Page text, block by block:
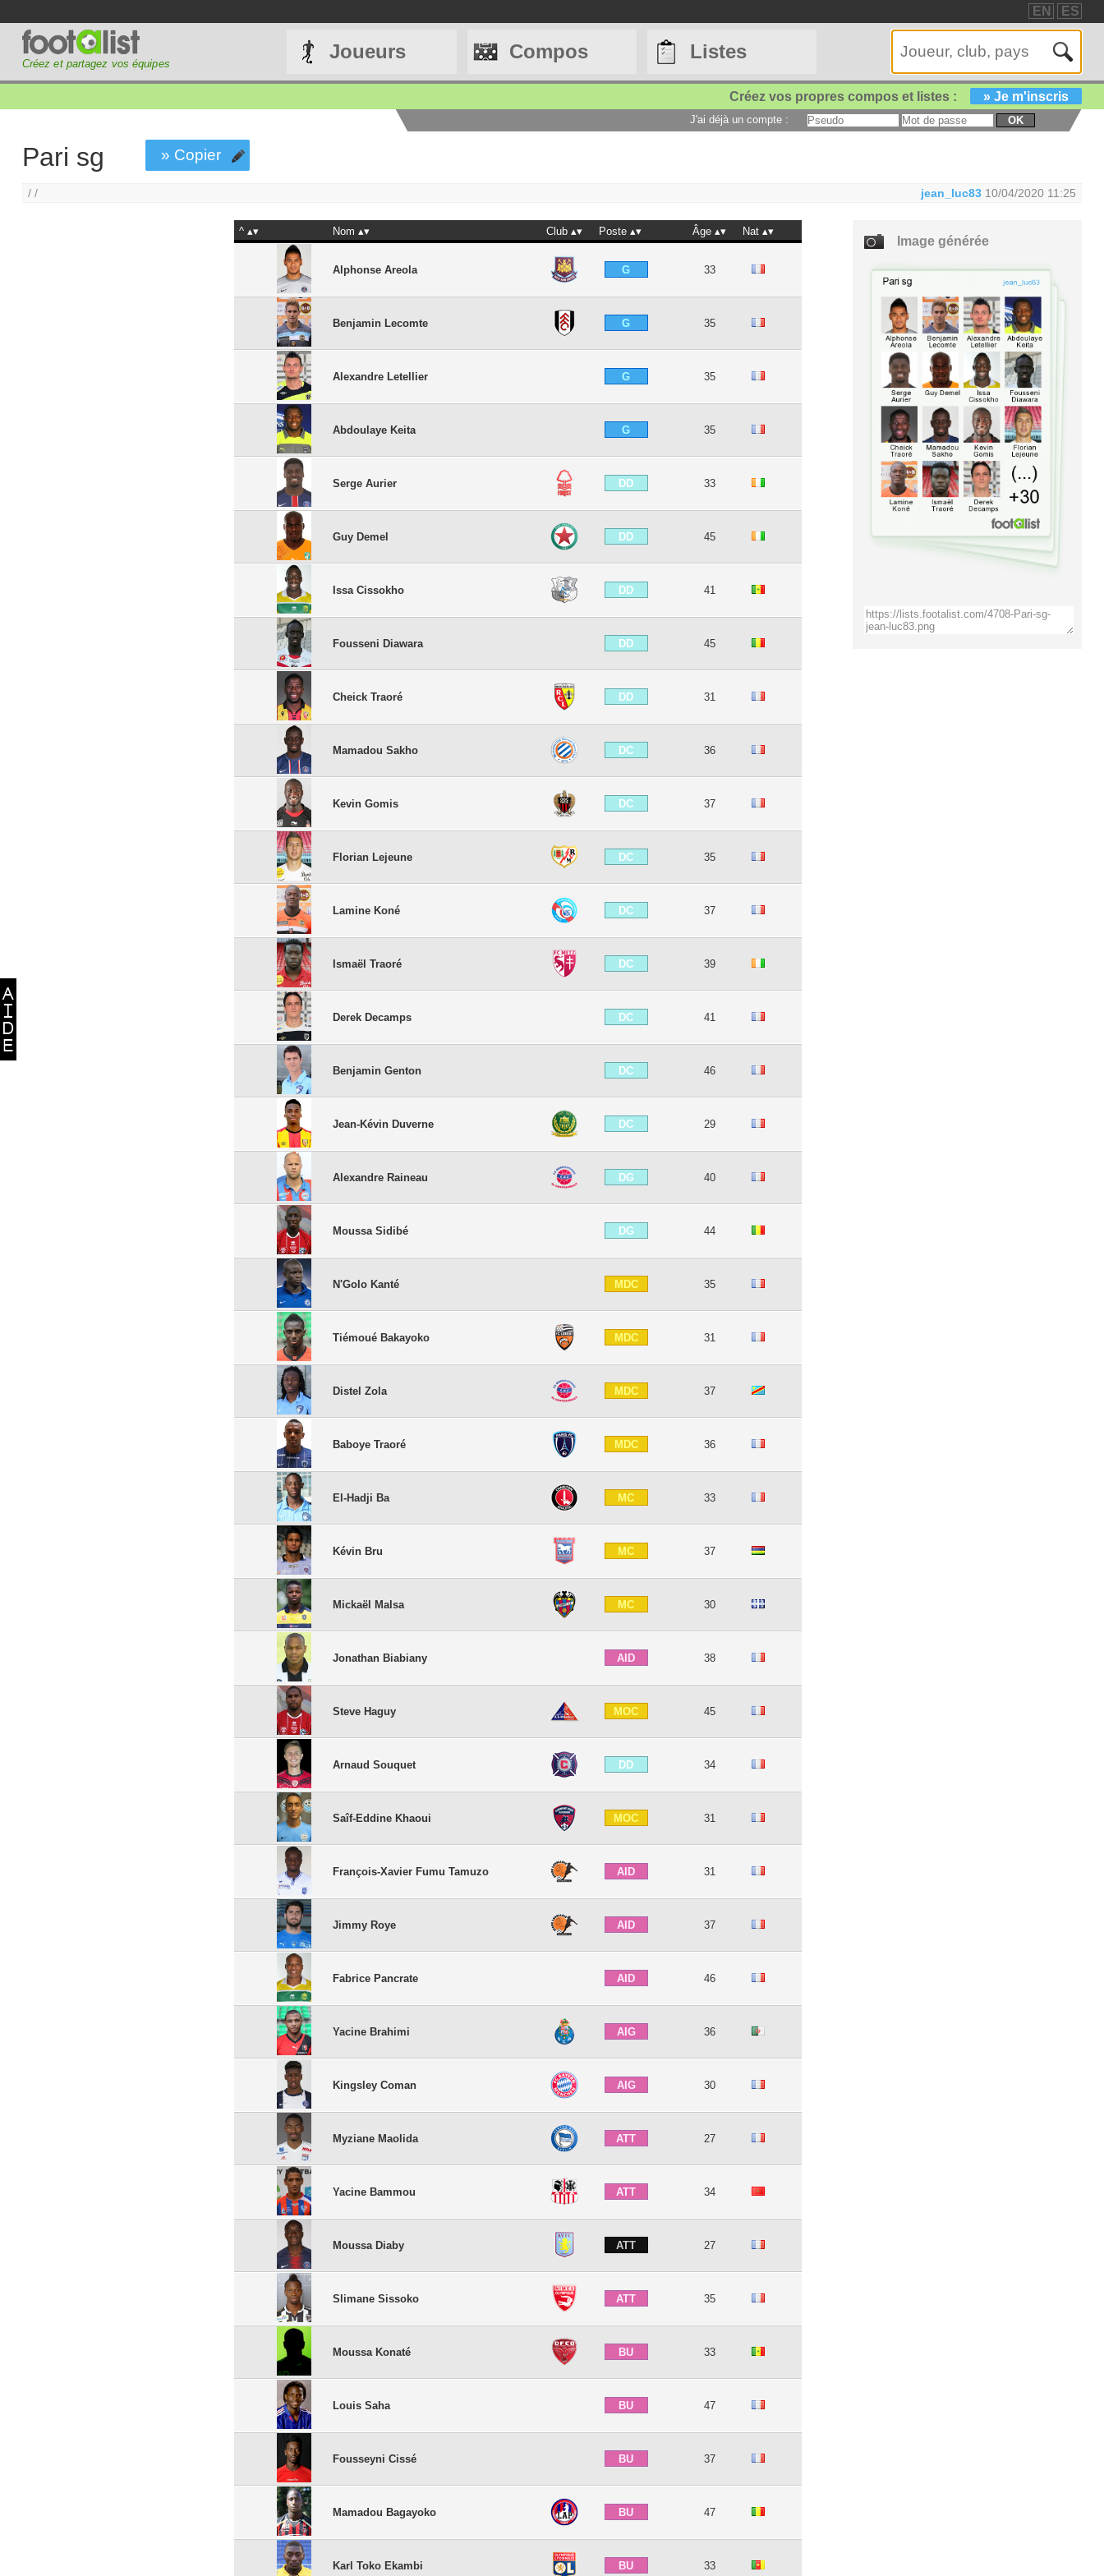
EN ES
Créez et partagez vos équipes
Joueurs Compos Listes
Créez vos propres compos et listes : » Je m'inscris
J'ai déjà un compte : OK
Pari sg » Copier
/ / jean_luc83 10/04/2020 11:25
^ Nom Club Poste Âge Nat
Alphonse Areola G 33
Benjamin Lecomte G 35
Alexandre Letellier G 35
Abdoulaye Keita G 35
Serge Aurier DD 33
Guy Demel DD 45
Issa Cissokho DD 41
Fousseni Diawara DD 45
Cheick Traoré DD 31
Mamadou Sakho DC 36
Kevin Gomis DC 37
Florian Lejeune DC 35
Lamine Koné DC 37
Ismaël Traoré DC 39
Derek Decamps DC 41
Benjamin Genton DC 46
Jean-Kévin Duverne DC 29
Alexandre Raineau DG 40
Moussa Sidibé DG 44
N'Golo Kanté MDC 35
Tiémoué Bakayoko MDC 31
Distel Zola MDC 37
Baboye Traoré MDC 36
El-Hadji Ba MC 33
Kévin Bru MC 37
Mickaël Malsa MC 30
Jonathan Biabiany AID 38
Steve Haguy MOC 45
Arnaud Souquet DD 34
Saîf-Eddine Khaoui MOC 31
François-Xavier Fumu Tamuzo AID 31
Jimmy Roye AID 37
Fabrice Pancrate AID 46
Yacine Brahimi AIG 36
Kingsley Coman AIG 30
Myziane Maolida ATT 27
Yacine Bammou ATT 34
Moussa Diaby ATT 27
Slimane Sissoko ATT 35
Moussa Konaté BU 33
Louis Saha BU 47
Fousseyni Cissé BU 37
Mamadou Bagayoko BU 47
Karl Toko Ekambi BU 33
Image générée